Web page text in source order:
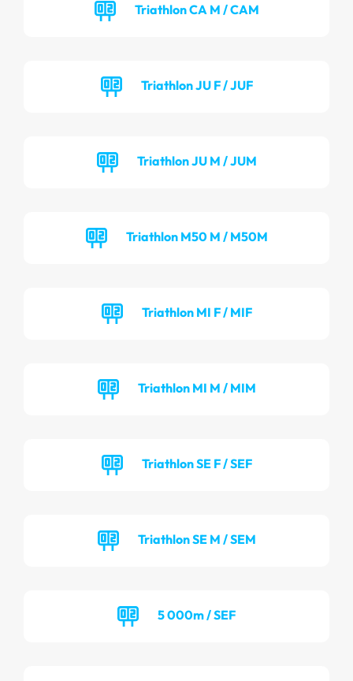
Triathlon CA M / CAM
Triathlon JU F / JUF
Triathlon JU M / JUM
Triathlon M50 M / M50M
Triathlon MI F / MIF
Triathlon MI M / MIM
Triathlon SE F / SEF
Triathlon SE M / SEM
5 000m / SEF